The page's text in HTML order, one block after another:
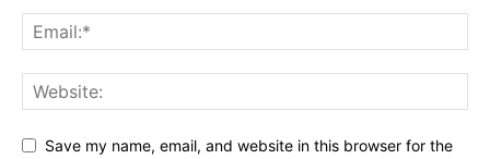
Save my name, email, and website in this browser for the